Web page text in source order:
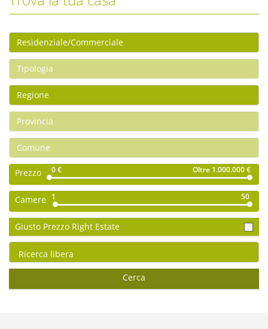
Prezzo 0 € Oltre 1.000.000 €
Camere 1 50
Giusto Prezzo Right Estate
Cerca